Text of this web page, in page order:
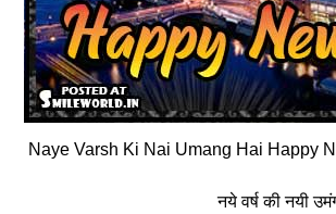
Naye Varsh Ki Nai Umang Hai Happy
नये वर्ष की नयी